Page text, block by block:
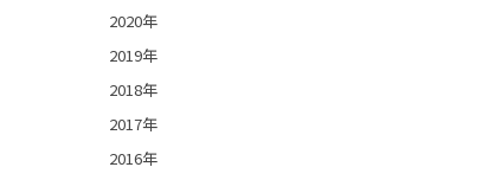
2020年
2019年
2018年
2017年
2016年